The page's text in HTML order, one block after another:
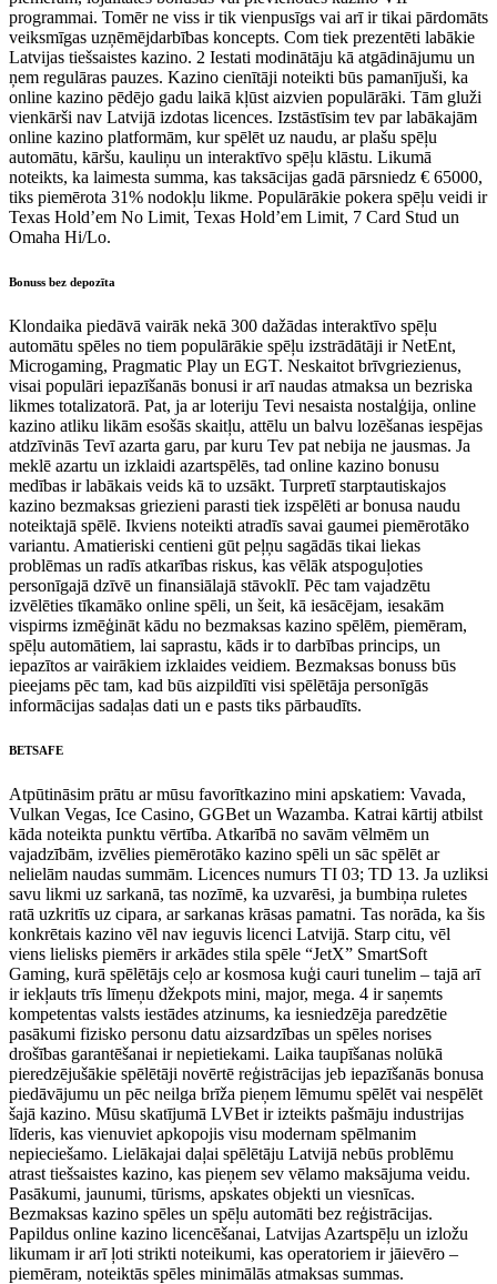
programmai. Tomēr ne viss ir tik vienpusīgs vai arī ir tikai pārdomāts
veiksmīgas uzņēmējdarbības koncepts. Com tiek prezentēti labākie
Latvijas tiešsaistes kazino. 2 Iestati modinātāju kā atgādinājumu un
ņem regulāras pauzes. Kazino cienītāji noteikti būs pamanījuši, ka
online kazino pēdējo gadu laikā kļūst aizvien populārāki. Tām gluži
vienkārši nav Latvijā izdotas licences. Izstāstīsim tev par labākajām
online kazino platformām, kur spēlēt uz naudu, ar plašu spēļu
automātu, kāršu, kauliņu un interaktīvo spēļu klāstu. Likumā
noteikts, ka laimesta summa, kas taksācijas gadā pārsniedz € 65000,
tiks piemērota 31% nodokļu likme. Populārākie pokera spēļu veidi ir
Texas Hold’em No Limit, Texas Hold’em Limit, 7 Card Stud un
Omaha Hi/Lo.
Bonuss bez depozīta
Klondaika piedāvā vairāk nekā 300 dažādas interaktīvo spēļu
automātu spēles no tiem populārākie spēļu izstrādātāji ir NetEnt,
Microgaming, Pragmatic Play un EGT. Neskaitot brīvgriezienus,
visai populāri iepazīšanās bonusi ir arī naudas atmaksa un bezriska
likmes totalizatorā. Pat, ja ar loteriju Tevi nesaista nostalģija, online
kazino atliku likām esošās skaitļu, attēlu un balvu lozēšanas iespējas
atdzīvinās Tevī azarta garu, par kuru Tev pat nebija ne jausmas. Ja
meklē azartu un izklaidi azartspēlēs, tad online kazino bonusu
medības ir labākais veids kā to uzsākt. Turpretī starptautiskajos
kazino bezmaksas griezieni parasti tiek izspēlēti ar bonusa naudu
noteiktajā spēlē. Ikviens noteikti atradīs savai gaumei piemērotāko
variantu. Amatieriski centieni gūt peļņu sagādās tikai liekas
problēmas un radīs atkarības riskus, kas vēlāk atspoguļoties
personīgajā dzīvē un finansiālajā stāvoklī. Pēc tam vajadzētu
izvēlēties tīkamāko online spēli, un šeit, kā iesācējam, iesakām
vispirms izmēģināt kādu no bezmaksas kazino spēlēm, piemēram,
spēļu automātiem, lai saprastu, kāds ir to darbības princips, un
iepazītos ar vairākiem izklaides veidiem. Bezmaksas bonuss būs
pieejams pēc tam, kad būs aizpildīti visi spēlētāja personīgās
informācijas sadaļas dati un e pasts tiks pārbaudīts.
BETSAFE
Atpūtināsim prātu ar mūsu favorītkazino mini apskatiem: Vavada,
Vulkan Vegas, Ice Casino, GGBet un Wazamba. Katrai kārtij atbilst
kāda noteikta punktu vērtība. Atkarībā no savām vēlmēm un
vajadzībām, izvēlies piemērotāko kazino spēli un sāc spēlēt ar
nelielām naudas summām. Licences numurs TI 03; TD 13. Ja uzliksi
savu likmi uz sarkanā, tas nozīmē, ka uzvarēsi, ja bumbiņa ruletes
ratā uzkritīs uz cipara, ar sarkanas krāsas pamatni. Tas norāda, ka šis
konkrētais kazino vēl nav ieguvis licenci Latvijā. Starp citu, vēl
viens lielisks piemērs ir arkādes stila spēle “JetX” SmartSoft
Gaming, kurā spēlētājs ceļo ar kosmosa kuģi cauri tunelim – tajā arī
ir iekļauts trīs līmeņu džekpots mini, major, mega. 4 ir saņemts
kompetentas valsts iestādes atzinums, ka iesniedzēja paredzētie
pasākumi fizisko personu datu aizsardzības un spēles norises
drošības garantēšanai ir nepietiekami. Laika taupīšanas nolūkā
pieredzējušākie spēlētāji novērtē reģistrācijas jeb iepazīšanās bonusa
piedāvājumu un pēc neilga brīža pieņem lēmumu spēlēt vai nespēlēt
šajā kazino. Mūsu skatījumā LVBet ir izteikts pašmāju industrijas
līderis, kas vienuviet apkopojis visu modernam spēlmanim
nepieciešamo. Lielākajai daļai spēlētāju Latvijā nebūs problēmu
atrast tiešsaistes kazino, kas pieņem sev vēlamo maksājuma veidu.
Pasākumi, jaunumi, tūrisms, apskates objekti un viesnīcas.
Bezmaksas kazino spēles un spēļu automāti bez reģistrācijas.
Papildus online kazino licencēšanai, Latvijas Azartspēļu un izložu
likumam ir arī ļoti strikti noteikumi, kas operatoriem ir jāievēro –
piemēram, noteiktās spēles minimālās atmaksas summas.